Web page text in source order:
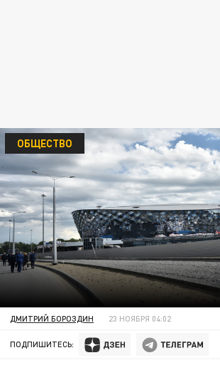
ОБЩЕСТВО
ДМИТРИЙ БОРОЗДИН 23 НОЯБРЯ 04:02
ПОДПИШИТЕСЬ: